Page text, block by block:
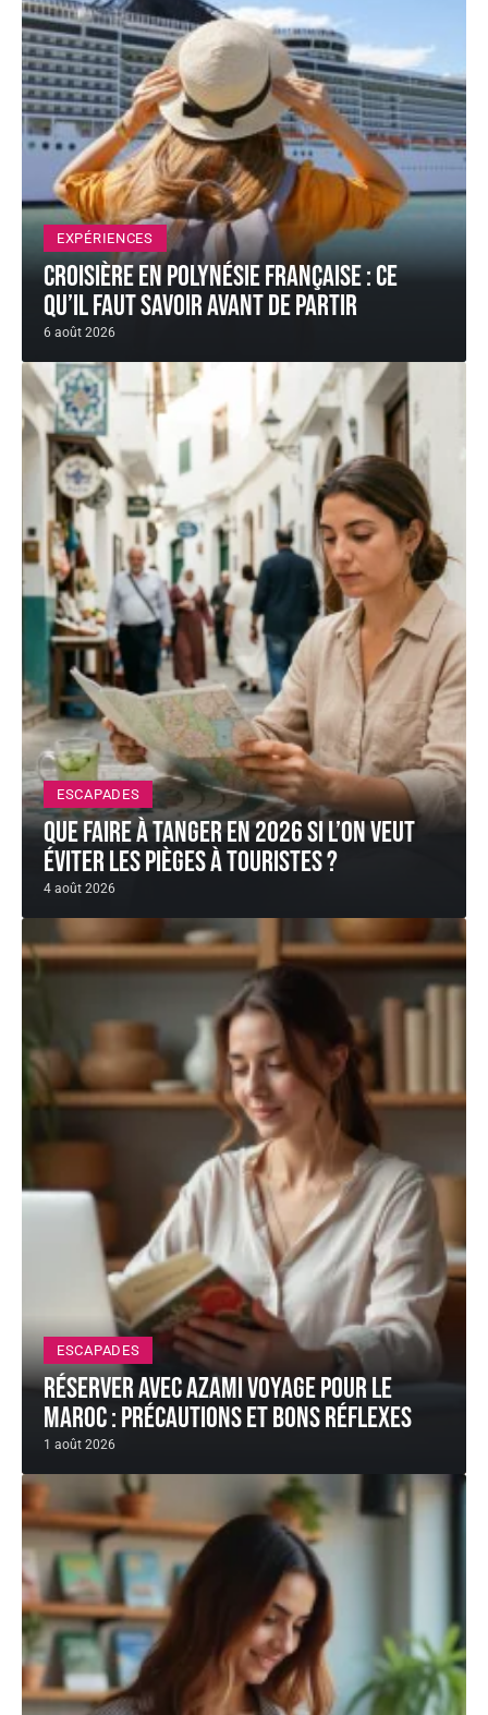
EXPÉRIENCES
Croisière en Polynésie française : ce
qu’il faut savoir avant de partir
6 août 2026
ESCAPADES
Que faire à Tanger en 2026 si l’on veut
éviter les pièges à touristes ?
4 août 2026
ESCAPADES
Réserver avec AZAMI VOYAGE pour le
Maroc : précautions et bons réflexes
1 août 2026